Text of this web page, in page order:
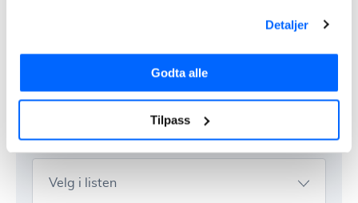
Detaljer
Godta alle
Tilpass
La flere strømselskaper konkurrere om å gi deg den
Privat Bedrift
Hvor har du abonnement i dag?
Velg i listen